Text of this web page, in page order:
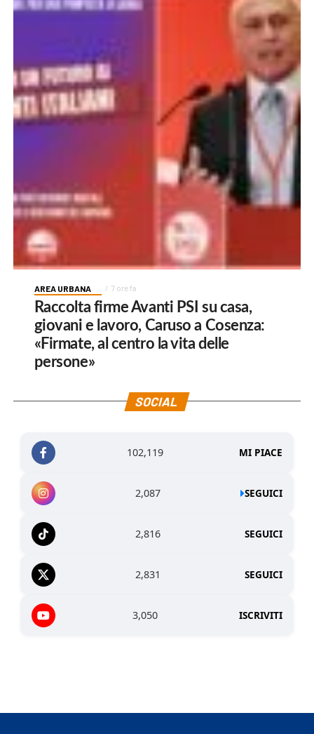
AREA URBANA 7 ore fa
Raccolta firme Avanti PSI su casa,
giovani e lavoro, Caruso a Cosenza:
«Firmate, al centro la vita delle
persone»
SOCIAL
102,119 MI PIACE
2,087 SEGUICI
2,816 SEGUICI
2,831 SEGUICI
3,050 ISCRIVITI